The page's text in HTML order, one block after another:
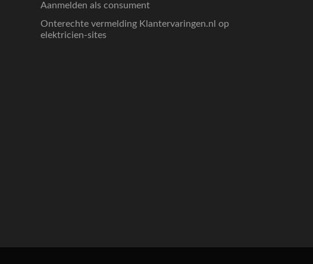
Aanmelden als consument
Onterechte vermelding Klantervaringen.nl op
elektricien-sites